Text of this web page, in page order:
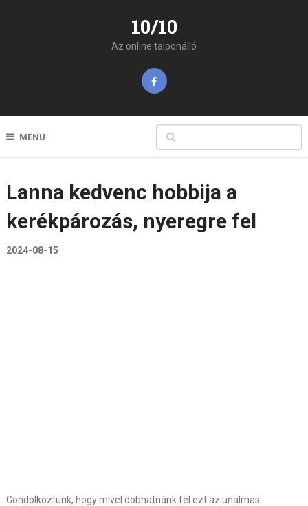
10/10
Az online talponálló
MENU
Lanna kedvenc hobbija a
kerékpározás, nyeregre fel
2024-08-15
Gondolkoztunk, hogy mivel dobhatnánk fel ezt az unalmas